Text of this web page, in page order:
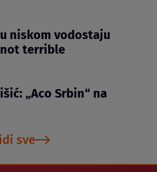
niskom vodostaju
not terrible
„Aco Srbin“ na
sve